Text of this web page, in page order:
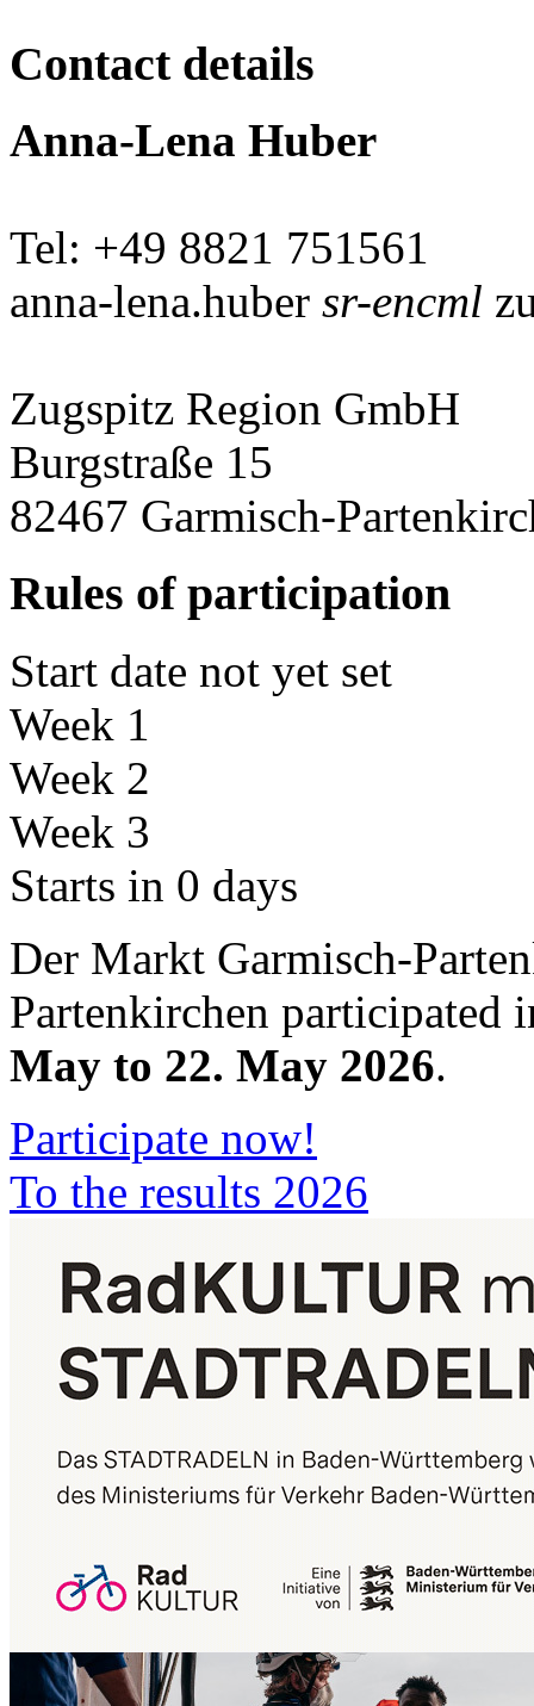
Contact details
Anna-Lena Huber
Tel: +49 8821 751561
anna-lena.huber sr-encml
Zugspitz Region GmbH
Burgstraße 15
82467 Garmisch-
Rules of participation
Start date not yet set
Week 1
Week 2
Week 3
Starts in 0 days
Der Markt Garmisch-
Partenkirchen
May to 22. May 2026.
Participate now!
To the results 2026